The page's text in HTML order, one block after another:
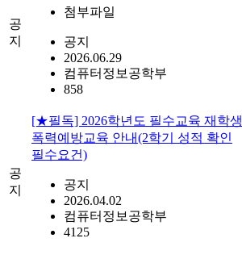
공
지
첨부파일
공지
2026.06.29
컴퓨터정보공학부
858
공
지
[★필독] 2026학년도 필수교육 재학생
폭력예방교육 안내(2학기 성적 확인
필수요건)
공지
2026.04.02
컴퓨터정보공학부
4125